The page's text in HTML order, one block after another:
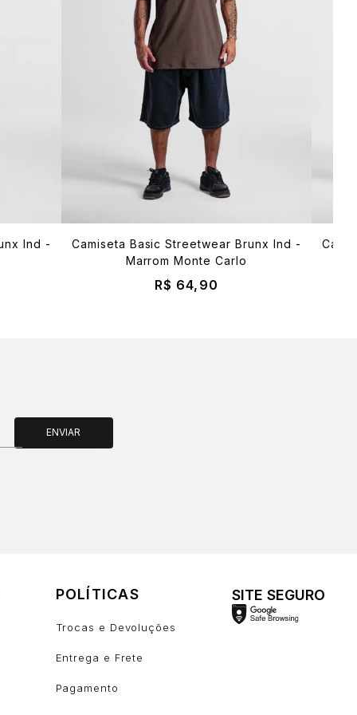
Ind -
Camiseta Basic Streetwear Brunx Ind -
Marrom Monte Carlo
R$ 64,90
ENVIAR
POLÍTICAS
Trocas e Devoluções
Entrega e Frete
Pagamento
SITE SEGURO